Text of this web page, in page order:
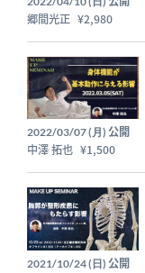
郷間光正 ¥2,980
2022/03/07 (月) 公開
中澤 拓也 ¥1,500
2021/10/24 (日) 公開